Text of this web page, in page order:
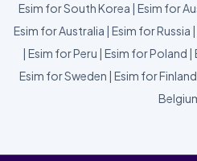
Esim for South Korea | Esim for
Esim for Australia | Esim for Russia |
| Esim for Peru | Esim for Poland |
Esim for Sweden | Esim for Finland